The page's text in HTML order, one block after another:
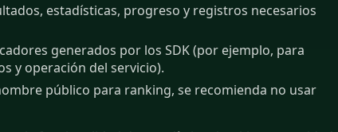
estadísticas, progreso y registros necesarios
generados por los SDK (por ejemplo, para
y operación del servicio).
público para ranking, se recomienda no usar